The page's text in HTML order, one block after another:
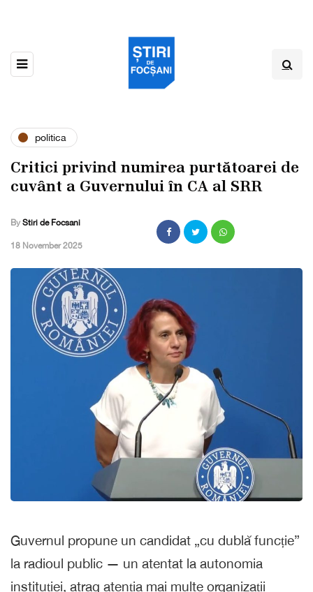
politica
Critici privind numirea purtătoarei de
cuvânt a Guvernului în CA al SRR
By Stiri de Focsani
,18 November 2025
Guvernul propune un candidat „cu dublă funcție”
la radioul public — un atentat la autonomia
instituției, atrag atenția mai multe organizații